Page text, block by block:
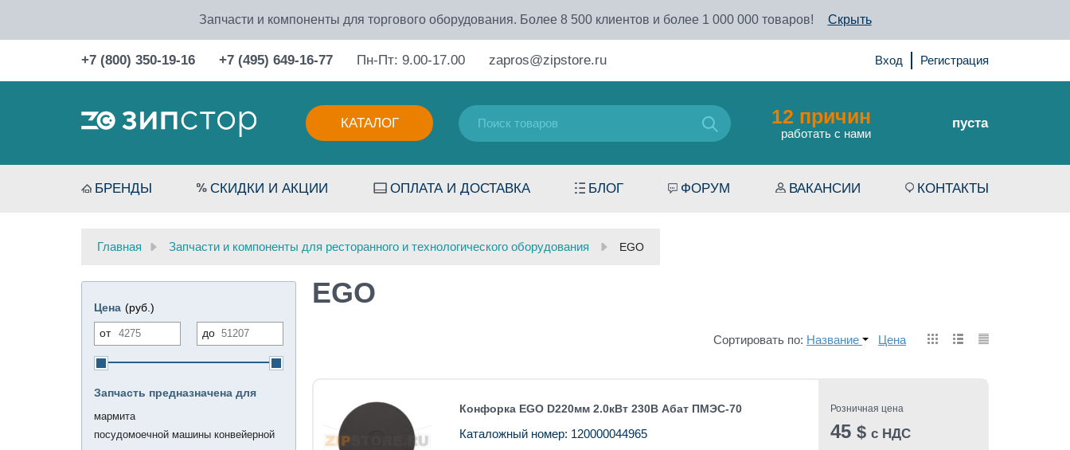
Запчасти и компоненты для торгового оборудования. Более 8 500 клиентов и более 1 000 000 товаров! Скрыть
+7 (800) 350-19-16 +7 (495) 649-16-77 Пн-Пт: 9.00-17.00 zapros@zipstore.ru Вход Регистрация
КАТАЛОГ 12 причин
работать с нами
пуста
БРЕНДЫ СКИДКИ И АКЦИИ ОПЛАТА И ДОСТАВКА БЛОГ ФОРУМ ВАКАНСИИ КОНТАКТЫ
Главная Запчасти и компоненты для ресторанного и технологического оборудования EGO
Цена (руб.)
от
до
Запчасть предназначена для
мармита
посудомоечной машины конвейерной
EGO
Сортировать по: Название Цена
Конфорка EGO D220мм 2.0кВт 230В Абат ПМЭС-70
Каталожный номер: 120000044965
Розничная цена
45 $ с НДС